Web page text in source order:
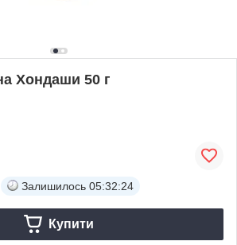
Хондаши 50 г
Залишилось 05:32:24
Купити